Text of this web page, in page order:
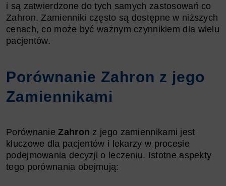
i są zatwierdzone do tych samych zastosowań co
Zahron. Zamienniki często są dostępne w niższych
cenach, co może być ważnym czynnikiem dla wielu
pacjentów.
Porównanie Zahron z jego
Zamiennikami
PorównanieZahron z jego zamiennikami jest
kluczowe dla pacjentów i lekarzy w procesie
podejmowania decyzji o leczeniu. Istotne aspekty
tego porównania obejmują: